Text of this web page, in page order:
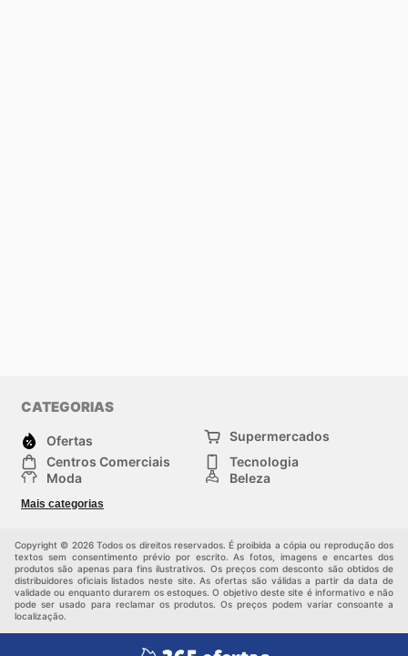
CATEGORIAS
Ofertas
Supermercados
Centros Comerciais
Tecnologia
Moda
Beleza
Construção e jardinagem
Mais categorias
Copyright © 2026 Todos os direitos reservados. É proibida a cópia ou reprodução dos
textos sem consentimento prévio por escrito. As fotos, imagens e encartes dos
produtos são apenas para fins ilustrativos. Os preços com desconto são obtidos de
distribuidores oficiais listados neste site. As ofertas são válidas a partir da data de
validade ou enquanto durarem os estoques. O objetivo deste site é informativo e não
pode ser usado para reclamar os produtos. Os preços podem variar consoante a
localização.